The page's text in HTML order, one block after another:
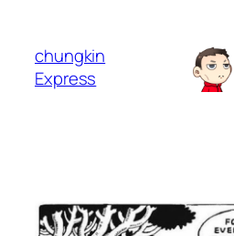
chungkin
Express